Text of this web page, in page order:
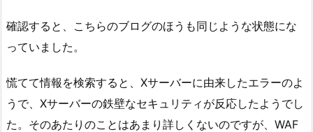
確認すると、こちらのブログのほうも同じような状態にな
っていました。
慌てて情報を検索すると、Xサーバーに由来したエラーのよ
うで、Xサーバーの鉄壁なセキュリティが反応したようでし
た。そのあたりのことはあまり詳しくないのですが、WAF